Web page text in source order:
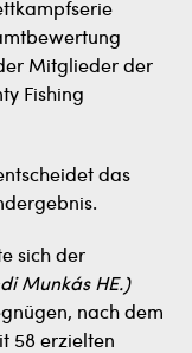
Mitglieder der
Fishing
das
sich der
Munkás HE.)
nach dem
58 erzielten